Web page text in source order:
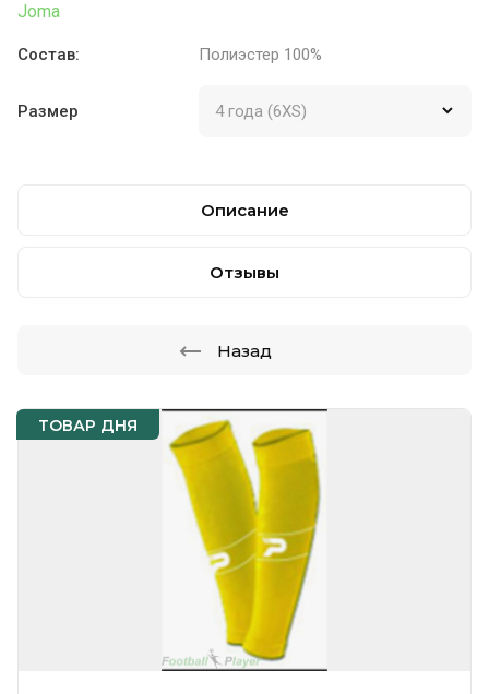
ТОВАР ДНЯ
Joma
Cостав: Полиэстер 100%
Размер
Описание
Отзывы
Назад